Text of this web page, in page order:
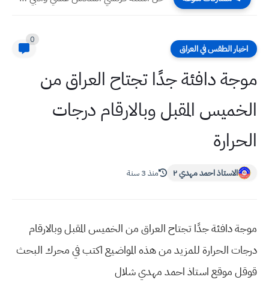
اخبار الطقس في العراق
0
موجة دافئة جدًا تجتاح العراق من
الخميس المقبل وبالارقام درجات
الحرارة
الاستاذ احمد مهدي ٢ منذ 3 سنة
موجة دافئة جدًا تجتاح العراق من الخميس المقبل وبالارقام
درجات الحرارة للمزيد من هذه المواضيع اكتب في محرك البحث
قوقل موقع استاذ احمد مهدي شلال